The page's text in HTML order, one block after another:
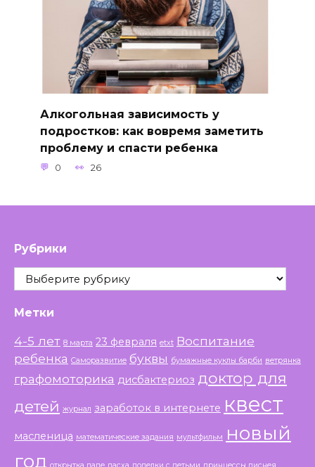
Алкогольная зависимость у
подростков: как вовремя заметить
проблему и спасти ребенка
0 26
Рубрики
Рубрики
Метки
4-5 лет 8 марта 23 февраля etxt Воспитание
ребенка Саморазвитие буквы бумажные куклы барби ветрянка
графомоторика дисбактериоз доктор для
детей журнал заработок в интернете квест
масленица математические задания мультфильм
новый
год